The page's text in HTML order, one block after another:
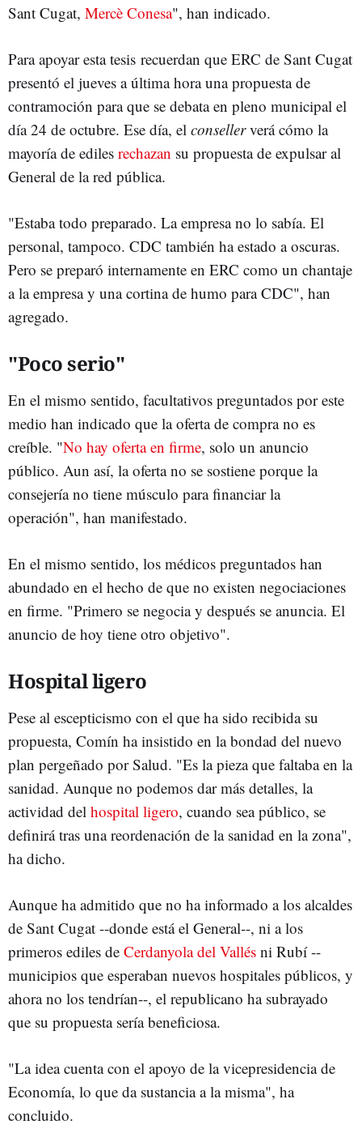
Sant Cugat, Mercè Conesa", han indicado.
Para apoyar esta tesis recuerdan que ERC de Sant Cugat
presentó el jueves a última hora una propuesta de
contramoción para que se debata en pleno municipal el
día 24 de octubre. Ese día, el consellerverá cómo la
mayoría de ediles rechazan su propuesta de expulsar al
General de la red pública.
"Estaba todo preparado. La empresa no lo sabía. El
personal, tampoco. CDC también ha estado a oscuras.
Pero se preparó internamente en ERC como un chantaje
a la empresa y una cortina de humo para CDC", han
agregado.
"Poco serio"
En el mismo sentido, facultativos preguntados por este
medio han indicado que la oferta de compra no es
creíble. "No hay oferta en firme, solo un anuncio
público. Aun así, la oferta no se sostiene porque la
consejería no tiene músculo para financiar la
operación", han manifestado.
En el mismo sentido, los médicos preguntados han
abundado en el hecho de que no existen negociaciones
en firme. "Primero se negocia y después se anuncia. El
anuncio de hoy tiene otro objetivo".
Hospital ligero
Pese al escepticismo con el que ha sido recibida su
propuesta, Comín ha insistido en la bondad del nuevo
plan pergeñado por Salud. "Es la pieza que faltaba en la
sanidad. Aunque no podemos dar más detalles, la
actividad del hospital ligero, cuando sea público, se
definirá tras una reordenación de la sanidad en la zona",
ha dicho.
Aunque ha admitido que no ha informado a los alcaldes
de Sant Cugat --donde está el General--, ni a los
primeros ediles de Cerdanyola del Vallés ni Rubí --
municipios que esperaban nuevos hospitales públicos, y
ahora no los tendrían--, el republicano ha subrayado
que su propuesta sería beneficiosa.
"La idea cuenta con el apoyo de la vicepresidencia de
Economía, lo que da sustancia a la misma", ha
concluido.